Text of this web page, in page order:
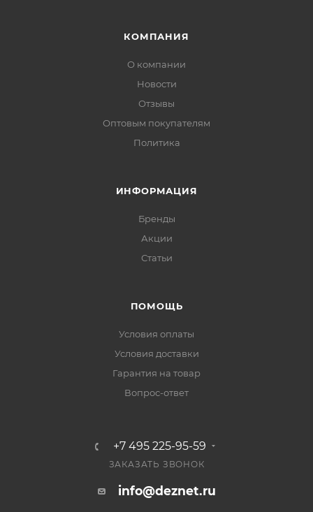
КОМПАНИЯ
О компании
Новости
Отзывы
Оптовым покупателям
Политика
ИНФОРМАЦИЯ
Бренды
Акции
Статьи
ПОМОЩЬ
Условия оплаты
Условия доставки
Гарантия на товар
Вопрос-ответ
+7 495 225-95-59
ЗАКАЗАТЬ ЗВОНОК
info@deznet.ru